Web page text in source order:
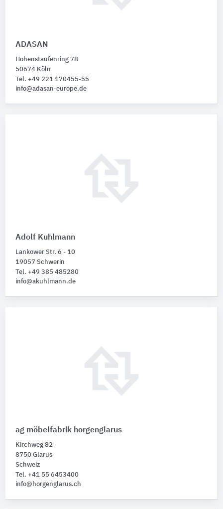
ADASAN
Hohenstaufenring 78
50674 Köln
Tel. +49 221 170455-55
info@adasan-europe.de
Adolf Kuhlmann
Lankower Str. 6 - 10
19057 Schwerin
Tel. +49 385 485280
info@akuhlmann.de
ag möbelfabrik horgenglarus
Kirchweg 82
8750 Glarus
Schweiz
Tel. +41 55 6453400
info@horgenglarus.ch